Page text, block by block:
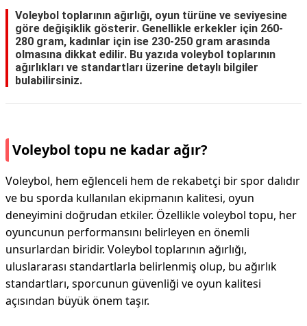
Voleybol toplarının ağırlığı, oyun türüne ve seviyesine
göre değişiklik gösterir. Genellikle erkekler için 260-
280 gram, kadınlar için ise 230-250 gram arasında
olmasına dikkat edilir. Bu yazıda voleybol toplarının
ağırlıkları ve standartları üzerine detaylı bilgiler
bulabilirsiniz.
Voleybol topu ne kadar ağır?
Voleybol, hem eğlenceli hem de rekabetçi bir spor dalıdır
ve bu sporda kullanılan ekipmanın kalitesi, oyun
deneyimini doğrudan etkiler. Özellikle voleybol topu, her
oyuncunun performansını belirleyen en önemli
unsurlardan biridir. Voleybol toplarının ağırlığı,
uluslararası standartlarla belirlenmiş olup, bu ağırlık
standartları, sporcunun güvenliği ve oyun kalitesi
açısından büyük önem taşır.